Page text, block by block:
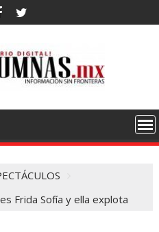
Frida Sofía y ella explota